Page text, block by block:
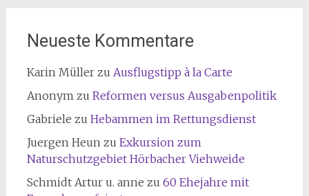
Neueste Kommentare
Karin Müllerzu Ausflugstipp à la Carte
Anonymzu Reformen versus Ausgabenpolitik
Gabriele zu Hebammen im Rettungsdienst
Juergen Heunzu Exkursion zum
Naturschutzgebiet Hörbacher Viehweide
Schmidt Artur u. anne zu 60 Ehejahre mit